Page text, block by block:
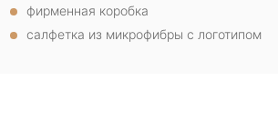
фирменная коробка
салфетка из микрофибры с логотипом